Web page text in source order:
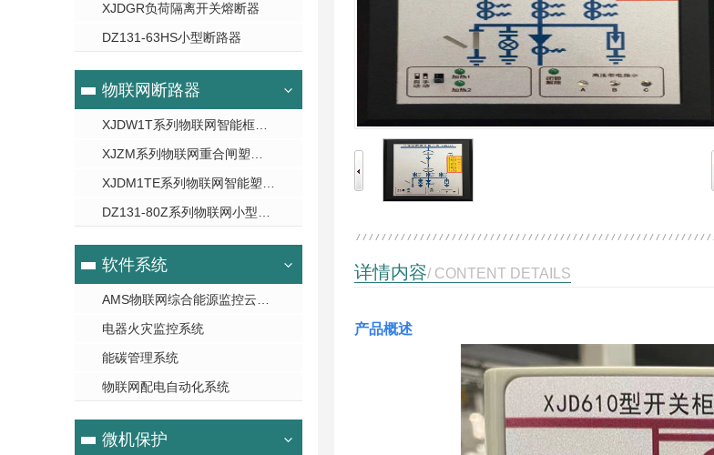
XJDGR负荷隔离开关熔断器
DZ131-63HS小型断路器
物联网断路器
软件系统
电器火灾监控系统
能碳管理系统
物联网配电自动化系统
微机保护
详情内容/ CONTENT DETAILS
产品概述